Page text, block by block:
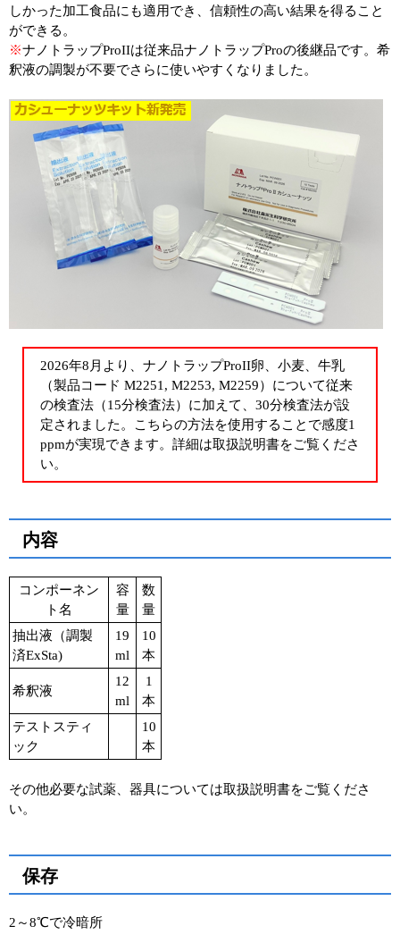
しかった加工食品にも適用でき、信頼性の高い結果を得ること
ができる。
※ナノトラップProIIは従来品ナノトラップProの後継品です。希
釈液の調製が不要でさらに使いやすくなりました。
2026年8月より、ナノトラップProII卵、小麦、牛乳
（製品コード M2251, M2253, M2259）について従来
の検査法（15分検査法）に加えて、30分検査法が設
定されました。こちらの方法を使用することで感度1
ppmが実現できます。詳細は取扱説明書をご覧くださ
い。
内容
コンポーネン
ト名
容
量
数
量
抽出液（調製
済ExSta)
19
ml
10
本
希釈液
12
ml
1
本
テストスティ
ック
10
本
その他必要な試薬、器具については取扱説明書をご覧くださ
い。
保存
2～8℃で冷暗所